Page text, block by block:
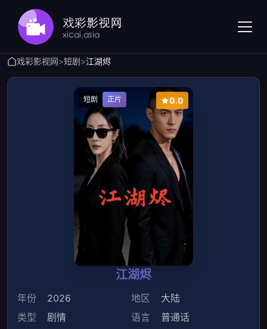
戏彩影视网>短剧>江湖烬
短剧 正片 0.0
江湖烬
年份 2026 地区
大陆
类型
剧情 语言 普通话